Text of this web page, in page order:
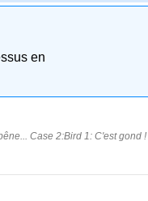
en
Case 2:Bird 1: C'est gond